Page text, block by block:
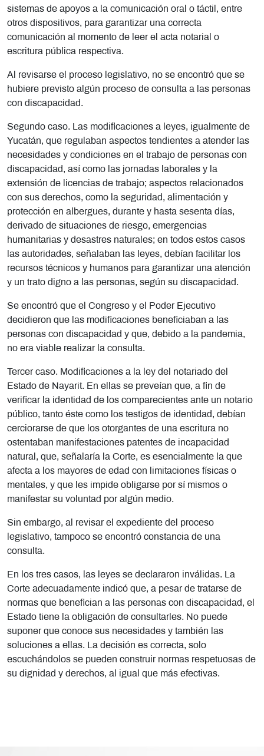
sistemas de apoyos a la comunicación oral o táctil, entre
otros dispositivos, para garantizar una correcta
comunicación al momento de leer el acta notarial o
escritura pública respectiva.
Al revisarse el proceso legislativo, no se encontró que se
hubiere previsto algún proceso de consulta a las personas
con discapacidad.
Segundo caso. Las modificaciones a leyes, igualmente de
Yucatán, que regulaban aspectos tendientes a atender las
necesidades y condiciones en el trabajo de personas con
discapacidad, así como las jornadas laborales y la
extensión de licencias de trabajo; aspectos relacionados
con sus derechos, como la seguridad, alimentación y
protección en albergues, durante y hasta sesenta días,
derivado de situaciones de riesgo, emergencias
humanitarias y desastres naturales; en todos estos casos
las autoridades, señalaban las leyes, debían facilitar los
recursos técnicos y humanos para garantizar una atención
y un trato digno a las personas, según su discapacidad.
Se encontró que el Congreso y el Poder Ejecutivo
decidieron que las modificaciones beneficiaban a las
personas con discapacidad y que, debido a la pandemia,
no era viable realizar la consulta.
Tercer caso. Modificaciones a la ley del notariado del
Estado de Nayarit. En ellas se preveían que, a fin de
verificar la identidad de los comparecientes ante un notario
público, tanto éste como los testigos de identidad, debían
cerciorarse de que los otorgantes de una escritura no
ostentaban manifestaciones patentes de incapacidad
natural, que, señalaría la Corte, es esencialmente la que
afecta a los mayores de edad con limitaciones físicas o
mentales, y que les impide obligarse por sí mismos o
manifestar su voluntad por algún medio.
Sin embargo, al revisar el expediente del proceso
legislativo, tampoco se encontró constancia de una
consulta.
En los tres casos, las leyes se declararon inválidas. La
Corte adecuadamente indicó que, a pesar de tratarse de
normas que benefician a las personas con discapacidad, el
Estado tiene la obligación de consultarles. No puede
suponer que conoce sus necesidades y también las
soluciones a ellas. La decisión es correcta, solo
escuchándolos se pueden construir normas respetuosas de
su dignidad y derechos, al igual que más efectivas.